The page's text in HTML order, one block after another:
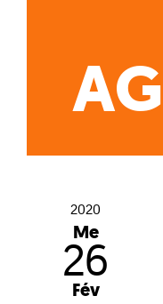
2020
Me
26
Fév